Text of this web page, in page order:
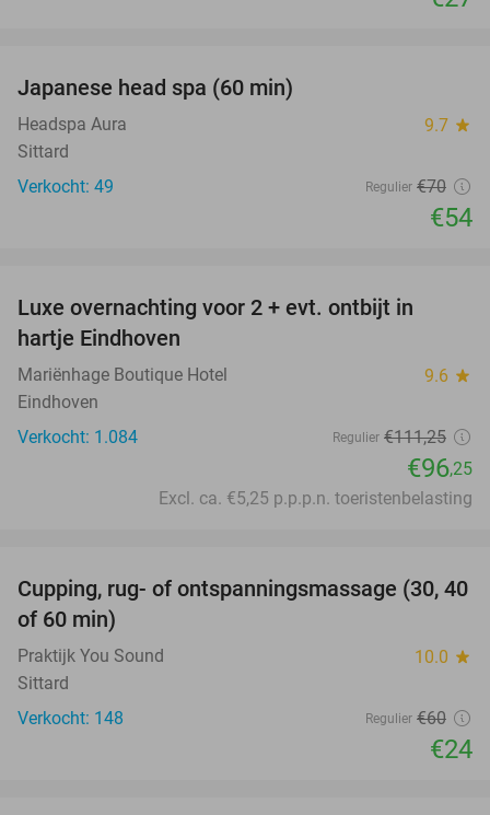
Japanese head spa (60 min)
Headspa Aura 9.7 star
Sittard
Verkocht: 49
Regulier €70
€54
Luxe overnachting voor 2 + evt. ontbijt in
hartje Eindhoven
Mariënhage Boutique Hotel 9.6 star
Eindhoven
Verkocht: 1.084
Regulier €111,25
€96,25
Excl. ca. €5,25 p.p.p.n. toeristenbelasting
60%
Cupping, rug- of ontspanningsmassage (30, 40
of 60 min)
Praktijk You Sound 10.0 star
Sittard
Verkocht: 148
Regulier €60
€24